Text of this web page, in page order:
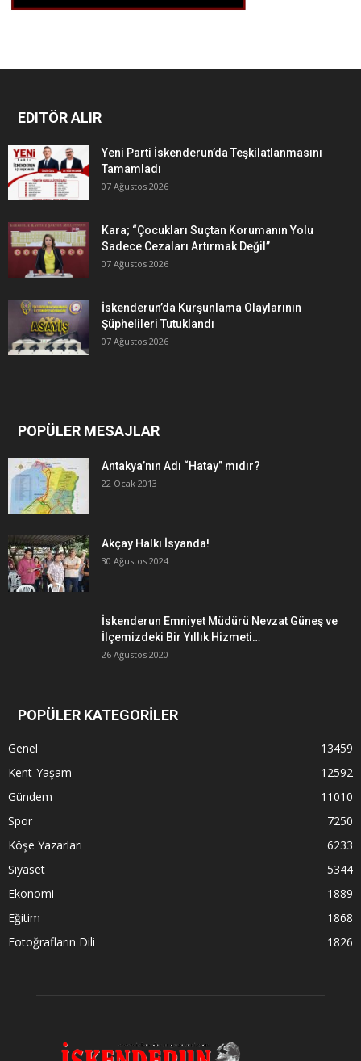
EDITÖR ALIR
Yeni Parti İskenderun’da Teşkilatlanmasını
Tamamladı
07 Ağustos 2026
Kara; “Çocukları Suçtan Korumanın Yolu
Sadece Cezaları Artırmak Değil”
07 Ağustos 2026
İskenderun’da Kurşunlama Olaylarının
Şüphelileri Tutuklandı
07 Ağustos 2026
POPÜLER MESAJLAR
Antakya’nın Adı “Hatay” mıdır?
22 Ocak 2013
Akçay Halkı İsyanda!
30 Ağustos 2024
İskenderun Emniyet Müdürü Nevzat Güneş ve
İlçemizdeki Bir Yıllık Hizmeti…
26 Ağustos 2020
POPÜLER KATEGORİLER
Genel
13459
Kent-Yaşam
12592
Gündem
11010
Spor
7250
Köşe Yazarları
6233
Siyaset
5344
Ekonomi
1889
Eğitim
1868
Fotoğrafların Dili
1826